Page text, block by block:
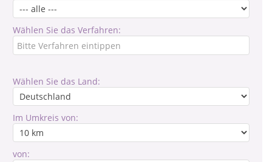
Wählen Sie das Verfahren:
Wählen Sie das Land:
Im Umkreis von:
von: